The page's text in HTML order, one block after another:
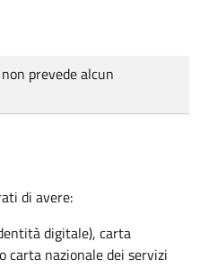
prevede alcun
di avere:
digitale), carta
carta nazionale dei servizi